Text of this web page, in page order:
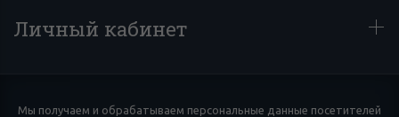
Личный кабинет
Мы получаем и обрабатываем персональные данные посетителей